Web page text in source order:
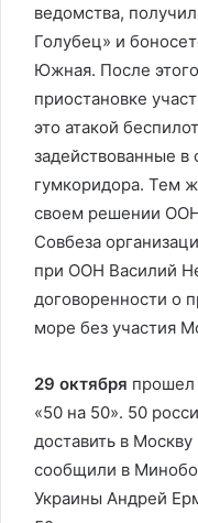
ведомства,
Голубец» и
Южная. После
приостановке
это атакой
задействованные в
гумкоридора. Тем
своем решении ООН
Совбеза
при ООН Василий
договоренности о
море без участия
29 октября
«50 на 50». 50
доставить в
сообщили в
Украины Андрей